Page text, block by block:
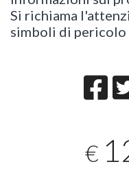
Si richiama
simboli di
€